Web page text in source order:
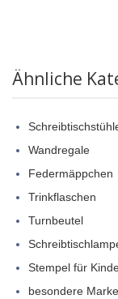
Ähnliche
Wandregale
Federmäppchen
Trinkflaschen
Turnbeutel
Stempel für
besondere